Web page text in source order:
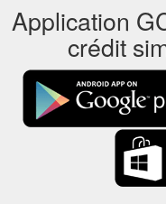
Application
crédit